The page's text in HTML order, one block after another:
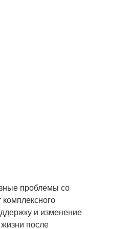
проблемы со
и изменение
после